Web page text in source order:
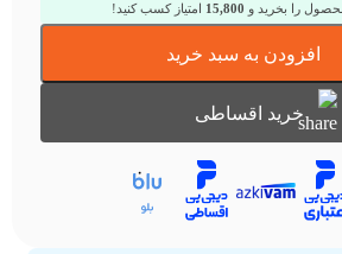
را بخرید و 15,800 امتیاز کسب کنید!
افزودن به سبد خرید
خرید اقساطی